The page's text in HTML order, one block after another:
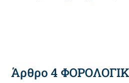
Άρθρο 4